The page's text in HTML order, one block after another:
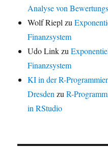
Analyse von
Wolf Riepl zu
Finanzsystem
Udo Linkzu
Finanzsystem
KI in der R-
Dresden zuR-
in RStudio